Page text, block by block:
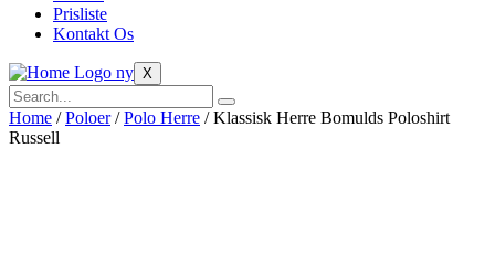
Prisliste
Kontakt Os
X
Home /Poloer/Polo Herre / Klassisk Herre Bomulds Poloshirt
Russell